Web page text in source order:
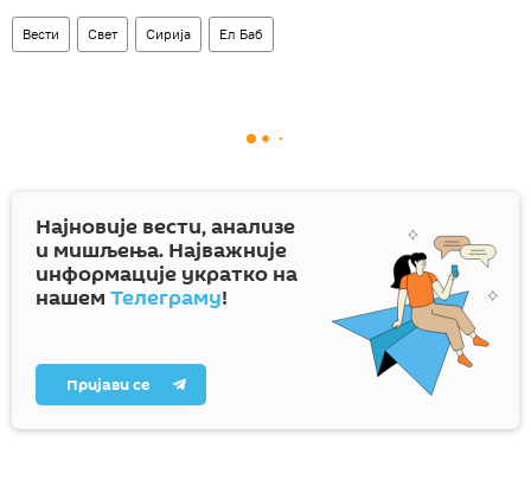
Вести Свет Сирија Ел Баб
Најновије вести, анализе
и мишљења. Најважније
информације укратко на
нашем Телеграму!
Пријави се